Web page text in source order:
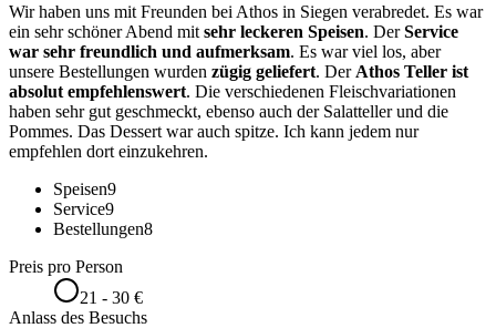
Wir haben uns mit Freunden bei Athos in Siegen verabredet. Es war
ein sehr schöner Abend mit sehr leckeren Speisen. DerService
war sehr freundlich und aufmerksam. Es war viel los, aber
unsere Bestellungen wurden zügig geliefert. Der Athos Teller ist
absolut empfehlenswert. Die verschiedenen Fleischvariationen
haben sehr gut geschmeckt, ebenso auch der Salatteller und die
Pommes. Das Dessert war auch spitze. Ich kann jedem nur
empfehlen dort einzukehren.
Speisen9
Service9
Bestellungen8
Preis pro Person
21 - 30 €
Anlass des Besuchs